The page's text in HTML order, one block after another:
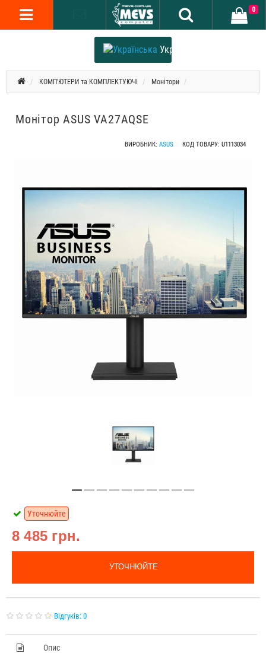
Українська
0
КОМП'ЮТЕРИ та КОМПЛЕКТУЮЧІ Монітори
Монітор ASUS VA27AQSE
ВИРОБНИК: ASUS КОД ТОВАРУ: U1113034
8 485 грн.
Уточнюйте
УТОЧНЮЙТЕ
Відгуків: 0
Опис